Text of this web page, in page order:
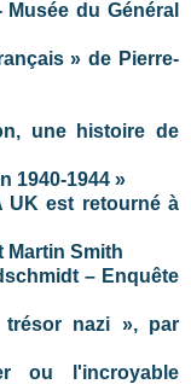
du Général
» de Pierre-
une histoire de
1940-1944 »
UK est retourné à
Martin Smith
– Enquête
nazi », par
ou l'incroyable